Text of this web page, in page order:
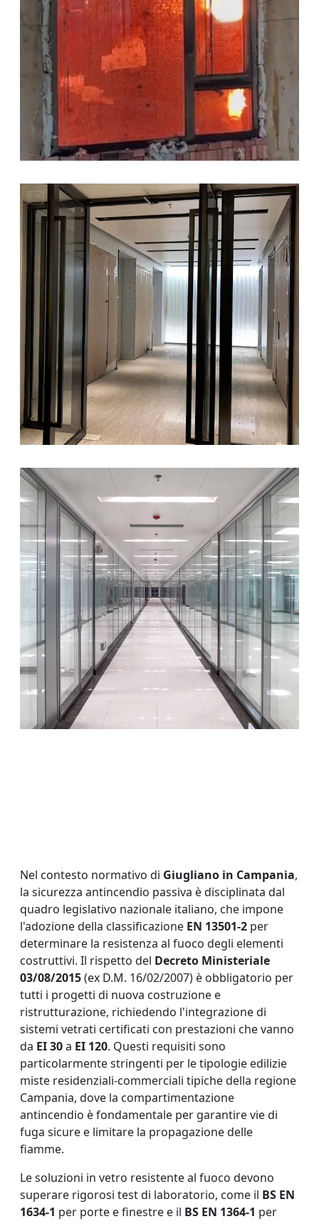
Nel contesto normativo di Giugliano in Campania,
la sicurezza antincendio passiva è disciplinata dal
quadro legislativo nazionale italiano, che impone
l'adozione della classificazione EN 13501-2 per
determinare la resistenza al fuoco degli elementi
costruttivi. Il rispetto del Decreto Ministeriale
03/08/2015(ex D.M. 16/02/2007) è obbligatorio per
tutti i progetti di nuova costruzione e
ristrutturazione, richiedendo l'integrazione di
sistemi vetrati certificati con prestazioni che vanno
da EI 30a EI 120. Questi requisiti sono
particolarmente stringenti per le tipologie edilizie
miste residenziali-commerciali tipiche della regione
Campania, dove la compartimentazione
antincendio è fondamentale per garantire vie di
fuga sicure e limitare la propagazione delle
fiamme.
Le soluzioni in vetro resistente al fuoco devono
superare rigorosi test di laboratorio, come il BS EN
1634-1 per porte e finestre e il BS EN 1364-1 per